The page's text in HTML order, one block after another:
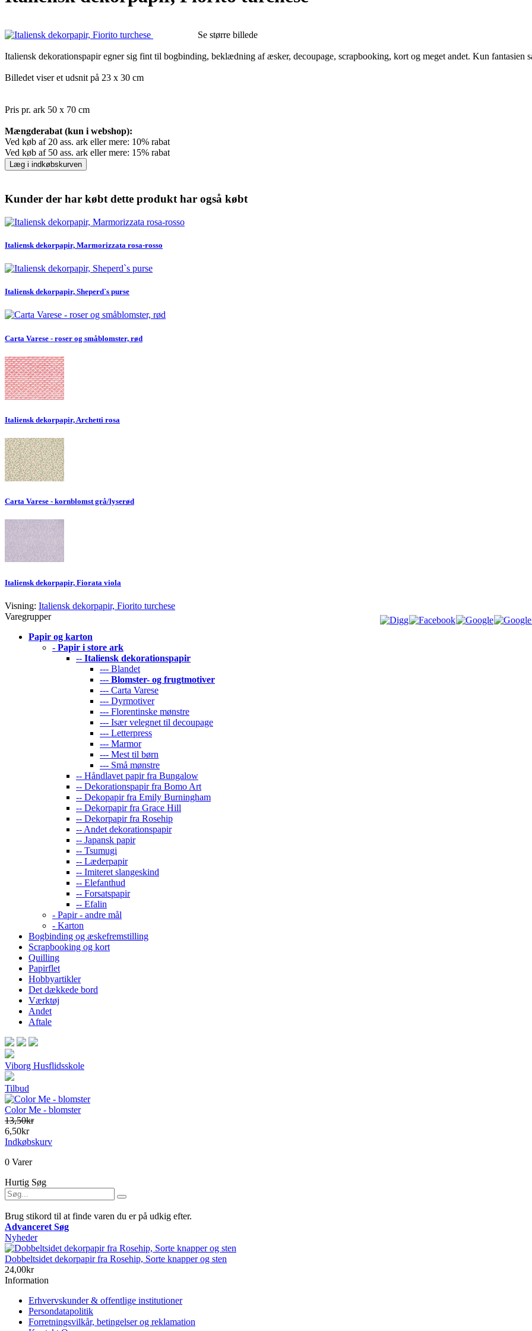
Se større billede
Italiensk dekorationspapir egner sig fint til bogbinding, beklædning af æsker, decoupage, scrapbooking, kort og meget andet. Kun fantasien
Billedet viser et udsnit på 23 x 30 cm
Pris pr. ark 50 x 70 cm
Mængderabat (kun i webshop):
Ved køb af 20 ass. ark eller mere: 10% rabat
Ved køb af 50 ass. ark eller mere: 15% rabat
Læg i indkøbskurven
Kunder der har købt dette produkt har også købt
Italiensk dekorpapir, Marmorizzata rosa-rosso
Italiensk dekorpapir, Sheperd`s purse
Carta Varese - roser og småblomster, rød
Italiensk dekorpapir, Archetti rosa
Carta Varese - kornblomst grå/lyserød
Italiensk dekorpapir, Fiorata viola
Visning: Italiensk dekorpapir, Fiorito turchese
Varegrupper
Papir og karton
- Papir i store ark
-- Italiensk dekorationspapir
--- Blandet
--- Blomster- og frugtmotiver
--- Carta Varese
--- Dyrmotiver
--- Florentinske mønstre
--- Især velegnet til decoupage
--- Letterpress
--- Marmor
--- Mest til børn
--- Små mønstre
-- Håndlavet papir fra Bungalow
-- Dekorationspapir fra Bomo Art
-- Dekopapir fra Emily Burningham
-- Dekorpapir fra Grace Hill
-- Dekorpapir fra Rosehip
-- Andet dekorationspapir
-- Japansk papir
-- Tsumugi
-- Læderpapir
-- Imiteret slangeskind
-- Elefanthud
-- Forsatspapir
-- Efalin
- Papir - andre mål
- Karton
Bogbinding og æskefremstilling
Scrapbooking og kort
Quilling
Papirflet
Hobbyartikler
Det dækkede bord
Værktøj
Andet
Aftale
Viborg Husflidsskole
Tilbud
Color Me - blomster
13,50kr
6,50kr
Indkøbskurv
0 Varer
Hurtig Søg
Brug stikord til at finde varen du er på udkig efter.
Advanceret Søg
Nyheder
Dobbeltsidet dekorpapir fra Rosehip, Sorte knapper og sten
24,00kr
Information
Erhvervskunder & offentlige institutioner
Persondatapolitik
Forretningsvilkår, betingelser og reklamation